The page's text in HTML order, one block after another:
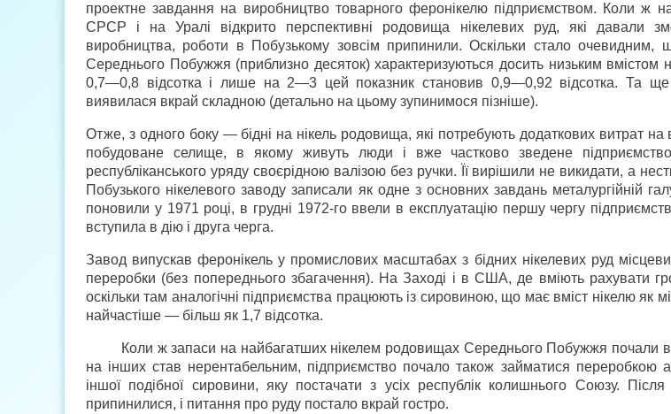
проектне завдання на виробництво товарного феронікелю підприємством. Коли ж
СРСР і на Уралі відкрито перспективні родовища нікелевих руд, які давали
виробництва, роботи в Побузькому зовсім припинили. Оскільки стало очевидним,
Середнього Побужжя (приблизно десяток) характеризуються досить низьким вмістом
0,7—0,8 відсотка і лише на 2—3 цей показник становив 0,9—0,92 відсотка. Та ще й
виявилася вкрай складною (детально на цьому зупинимося пізніше).
Отже, з одного боку — бідні на нікель родовища, які потребують додаткових витрат
побудоване селище, в якому живуть люди і вже частково зведене
республіканського уряду своєрідною валізою без ручки. Її вирішили не викидати, а
Побузького нікелевого заводу записали як одне з основних завдань металургійній
поновили у 1971 році, в грудні 1972-го ввели в експлуатацію першу чергу
вступила в дію і друга черга.
Завод випускав феронікель у промислових масштабах з бідних нікелевих руд
переробки (без попереднього збагачення). На Заході і в США, де вміють рахувати
оскільки там аналогічні підприємства працюють із сировиною, що має вміст нікелю як
найчастіше — більш як 1,7 відсотка.
Коли ж запаси на найбагатших нікелем родовищах Середнього Побужжя почали
на інших став нерентабельним, підприємство почало також займатися переробкою
іншої подібної сировини, яку постачати з усіх республік колишнього Союзу.
припинилися, і питання про руду постало вкрай гостро.